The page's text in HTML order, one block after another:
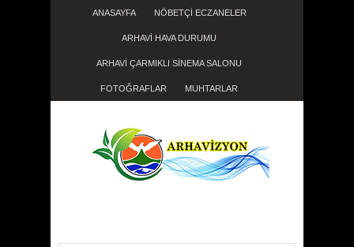
ANASAYFA NÖBETÇİ ECZANELER
ARHAVİ HAVA DURUMU
ARHAVİ ÇARMIKLI SİNEMA SALONU
FOTOĞRAFLAR MUHTARLAR